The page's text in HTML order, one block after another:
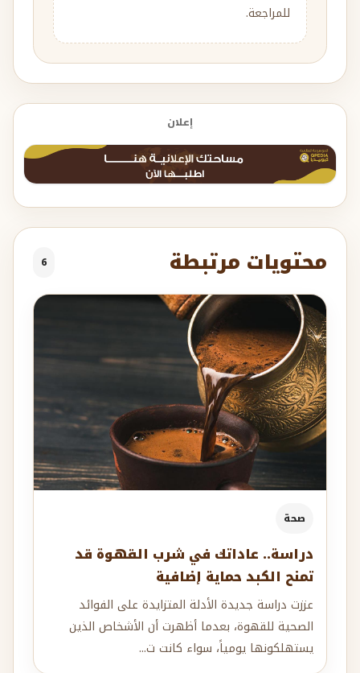
للمراجعة.
إعلان
محتويات مرتبطة 6
صحة
دراسة.. عاداتك في شرب القهوة قد
تمنح الكبد حماية إضافية
عززت دراسة جديدة الأدلة المتزايدة على الفوائد
الصحية للقهوة، بعدما أظهرت أن الأشخاص الذين
يستهلكونها يومياً، سواء كانت ت...